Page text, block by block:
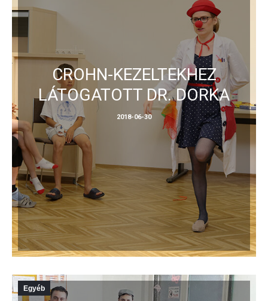
CROHN-KEZELTEKHEZ
LÁTOGATOTT DR. DORKA
2018-06-30
Egyéb